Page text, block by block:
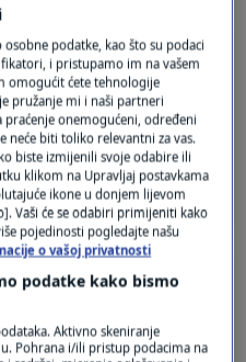
prije 3 mjeseci
račun Amerike i preko
Odgovor
prije 3 mjeseci
hoće li ruski
podatke, kao što su podaci
i pristupamo im na vašem
omogućit ćete tehnologije
pružanje mi i naši partneri
onemogućeni, određeni
neće biti toliko relevantni za vas.
biste izmijenili svoje odabire ili
klikom na Upravljaj postavkama
ikone u donjem lijevom
Vaši će se odabiri primijeniti kako
pojedinosti pogledajte našu
o vašoj privatnosti
podatke kako bismo
Aktivno skeniranje
Pohrana i/ili pristup podacima na